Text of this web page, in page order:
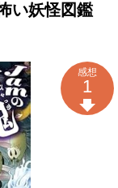
い妖怪図鑑
感想
1